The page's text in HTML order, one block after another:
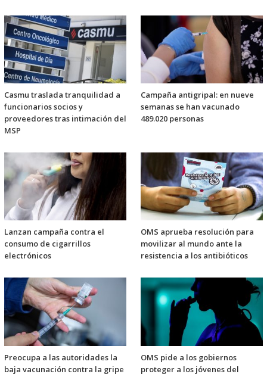
Casmu traslada tranquilidad a
funcionarios socios y
proveedores tras intimación del
MSP
Campaña antigripal: en nueve
semanas se han vacunado
489.020 personas
Lanzan campaña contra el
consumo de cigarrillos
electrónicos
OMS aprueba resolución para
movilizar al mundo ante la
resistencia a los antibióticos
Preocupa a las autoridades la
baja vacunación contra la gripe
OMS pide a los gobiernos
proteger a los jóvenes del